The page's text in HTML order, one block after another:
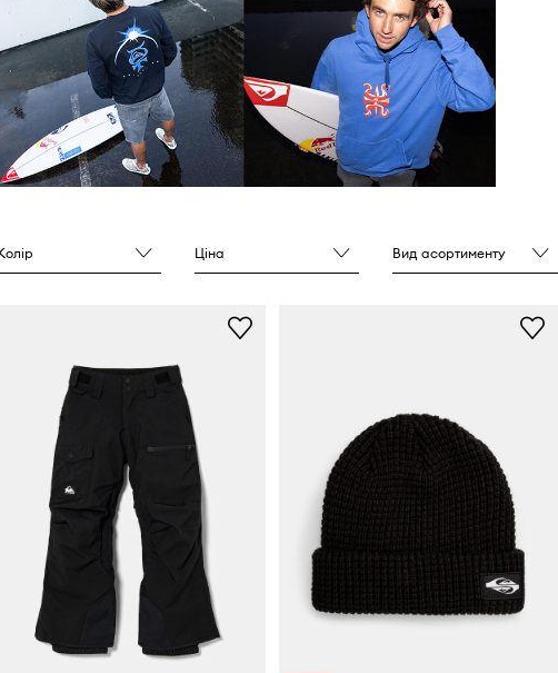
Ціна Вид асортименту